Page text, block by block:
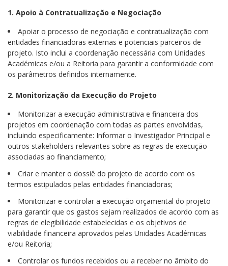
1. Apoio à Contratualização e Negociação
Apoiar o processo de negociação e contratualização com
entidades financiadoras externas e potenciais parceiros de
projeto. Isto inclui a coordenação necessária com Unidades
Académicas e/ou a Reitoria para garantir a conformidade com
os parâmetros definidos internamente.
2. Monitorização da Execução do Projeto
Monitorizar a execução administrativa e financeira dos
projetos em coordenação com todas as partes envolvidas,
incluindo especificamente: Informar o Investigador Principal e
outros stakeholders relevantes sobre as regras de execução
associadas ao financiamento;
Criar e manter o dossiê do projeto de acordo com os
termos estipulados pelas entidades financiadoras;
Monitorizar e controlar a execução orçamental do projeto
para garantir que os gastos sejam realizados de acordo com as
regras de elegibilidade estabelecidas e os objetivos de
viabilidade financeira aprovados pelas Unidades Académicas
e/ou Reitoria;
Controlar os fundos recebidos ou a receber no âmbito do